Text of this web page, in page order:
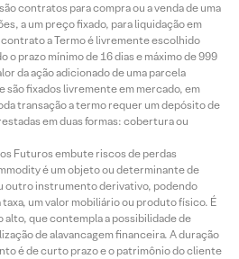
contratos para compra ou a venda de uma
a um preço fixado, para liquidação em
a Termo é livremente escolhido
prazo mínimo de 16 dias e máximo de 999
da ação adicionado de uma parcela
são fixados livremente em mercado, em
transação a termo requer um depósito de
em duas formas: cobertura ou
Futuros embute riscos de perdas
é um objeto ou determinante de
outro instrumento derivativo, podendo
um valor mobiliário ou produto físico. É
que contempla a possibilidade de
de alavancagem financeira. A duração
é de curto prazo e o patrimônio do cliente